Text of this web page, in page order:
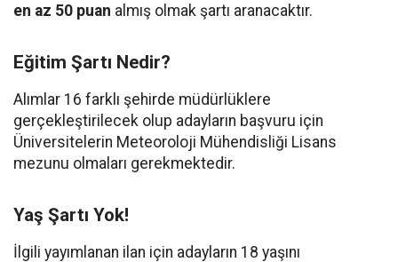
en az 50 puan almış olmak şartı aranacaktır.
Eğitim Şartı Nedir?
Alımlar 16 farklı şehirde müdürlüklere
gerçekleştirilecek olup adayların başvuru için
Üniversitelerin Meteoroloji Mühendisliği Lisans
mezunu olmaları gerekmektedir.
Yaş Şartı Yok!
İlgili yayımlanan ilan için adayların 18 yaşını